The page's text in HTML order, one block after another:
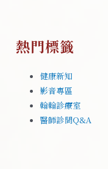
熱門標籤
健康新知
影音專區
翰翰診療室
醫師診間Q&A